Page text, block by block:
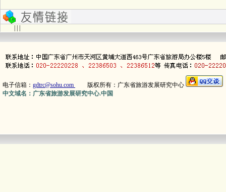
电子信箱： gdtrc@sohu.com 版权所有：广东省旅游发展研究中心
中文域名：广东省旅游发展研究中心.中国